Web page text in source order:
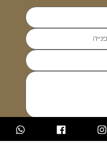
תחזרו אליי בהקדם